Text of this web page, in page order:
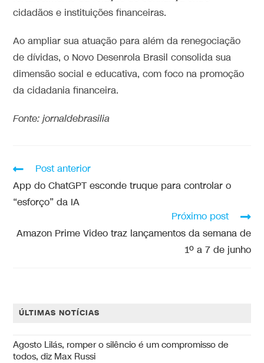
cidadãos e instituições financeiras.
Ao ampliar sua atuação para além da renegociação
de dívidas, o Novo Desenrola Brasil consolida sua
dimensão social e educativa, com foco na promoção
da cidadania financeira.
Fonte: jornaldebrasilia
Post anterior
App do ChatGPT esconde truque para controlar o
“esforço” da IA
Próximo post
Amazon Prime Video traz lançamentos da semana de
1º a 7 de junho
ÚLTIMAS NOTÍCIAS
Agosto Lilás, romper o silêncio é um compromisso de
todos, diz Max Russi